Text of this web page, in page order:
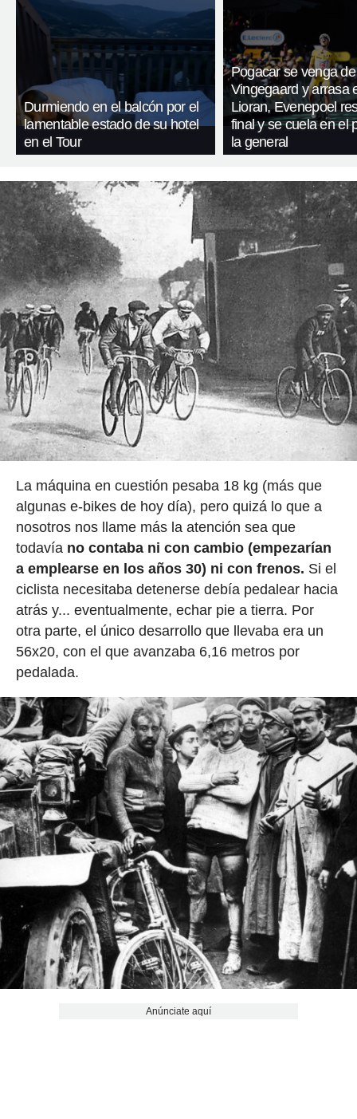
Durmiendo en el balcón por el
lamentable estado de su hotel
en el Tour
Pogacar se venga de
Vingegaard y arrasa
Lioran, Evenepoel
final y se cuela en el
la general
La máquina en cuestión pesaba 18 kg (más que
algunas e-bikes de hoy día), pero quizá lo que a
nosotros nos llame más la atención sea que
todavía no contaba ni con cambio (empezarían
a emplearse en los años 30) ni con frenos. Si el
ciclista necesitaba detenerse debía pedalear hacia
atrás y... eventualmente, echar pie a tierra. Por
otra parte, el único desarrollo que llevaba era un
56x20, con el que avanzaba 6,16 metros por
pedalada.
Anúnciate aquí